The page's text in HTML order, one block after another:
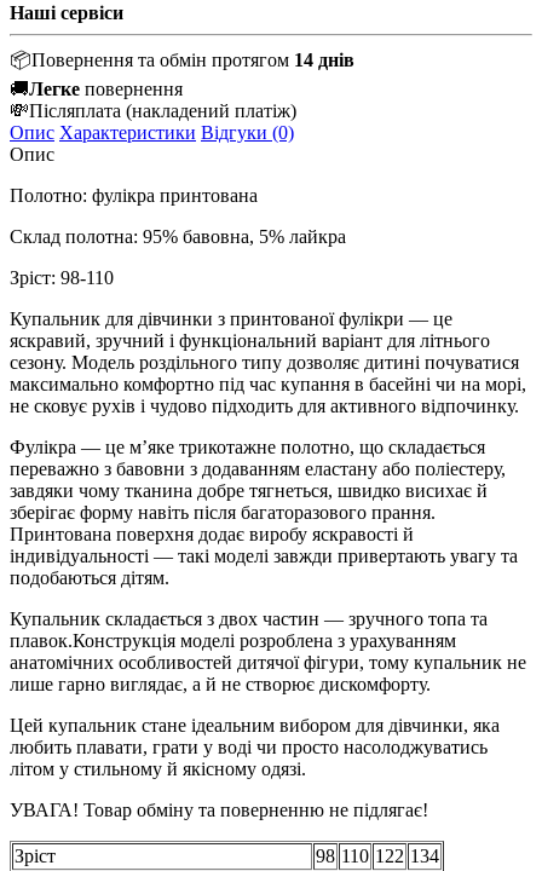
Наші сервіси
📦Повернення та обмін протягом 14 днів
🚚Легке повернення
💸Післяплата (накладений платіж)
Опис Характеристики Відгуки (0)
Опис
Полотно: фулікра принтована
Склад полотна: 95% бавовна, 5% лайкра
Зріст: 98-110
Купальник для дівчинки з принтованої фулікри — це
яскравий, зручний і функціональний варіант для літнього
сезону. Модель роздільного типу дозволяє дитині почуватися
максимально комфортно під час купання в басейні чи на морі,
не сковує рухів і чудово підходить для активного відпочинку.
Фулікра — це м’яке трикотажне полотно, що складається
переважно з бавовни з додаванням еластану або поліестеру,
завдяки чому тканина добре тягнеться, швидко висихає й
зберігає форму навіть після багаторазового прання.
Принтована поверхня додає виробу яскравості й
індивідуальності — такі моделі завжди привертають увагу та
подобаються дітям.
Купальник складається з двох частин — зручного топа та
плавок.Конструкція моделі розроблена з урахуванням
анатомічних особливостей дитячої фігури, тому купальник не
лише гарно виглядає, а й не створює дискомфорту.
Цей купальник стане ідеальним вибором для дівчинки, яка
любить плавати, грати у воді чи просто насолоджуватись
літом у стильному й якісному одязі.
УВАГА! Товар обміну та поверненню не підлягає!
Зріст 98 110 122 134